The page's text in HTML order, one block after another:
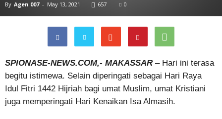
By Agen 007 - May 13, 2021 657 0
SPIONASE-NEWS.COM,- MAKASSAR – Hari ini terasa
begitu istimewa. Selain diperingati sebagai Hari Raya
Idul Fitri 1442 Hijriah bagi umat Muslim, umat Kristiani
juga memperingati Hari Kenaikan Isa Almasih.